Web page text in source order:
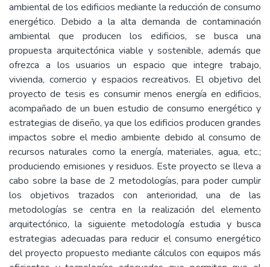
ambiental de los edificios mediante la reducción de consumo
energético. Debido a la alta demanda de contaminación
ambiental que producen los edificios, se busca una
propuesta arquitectónica viable y sostenible, además que
ofrezca a los usuarios un espacio que integre trabajo,
vivienda, comercio y espacios recreativos. El objetivo del
proyecto de tesis es consumir menos energía en edificios,
acompañado de un buen estudio de consumo energético y
estrategias de diseño, ya que los edificios producen grandes
impactos sobre el medio ambiente debido al consumo de
recursos naturales como la energía, materiales, agua, etc.;
produciendo emisiones y residuos. Este proyecto se lleva a
cabo sobre la base de 2 metodologías, para poder cumplir
los objetivos trazados con anterioridad, una de las
metodologías se centra en la realización del elemento
arquitectónico, la siguiente metodología estudia y busca
estrategias adecuadas para reducir el consumo energético
del proyecto propuesto mediante cálculos con equipos más